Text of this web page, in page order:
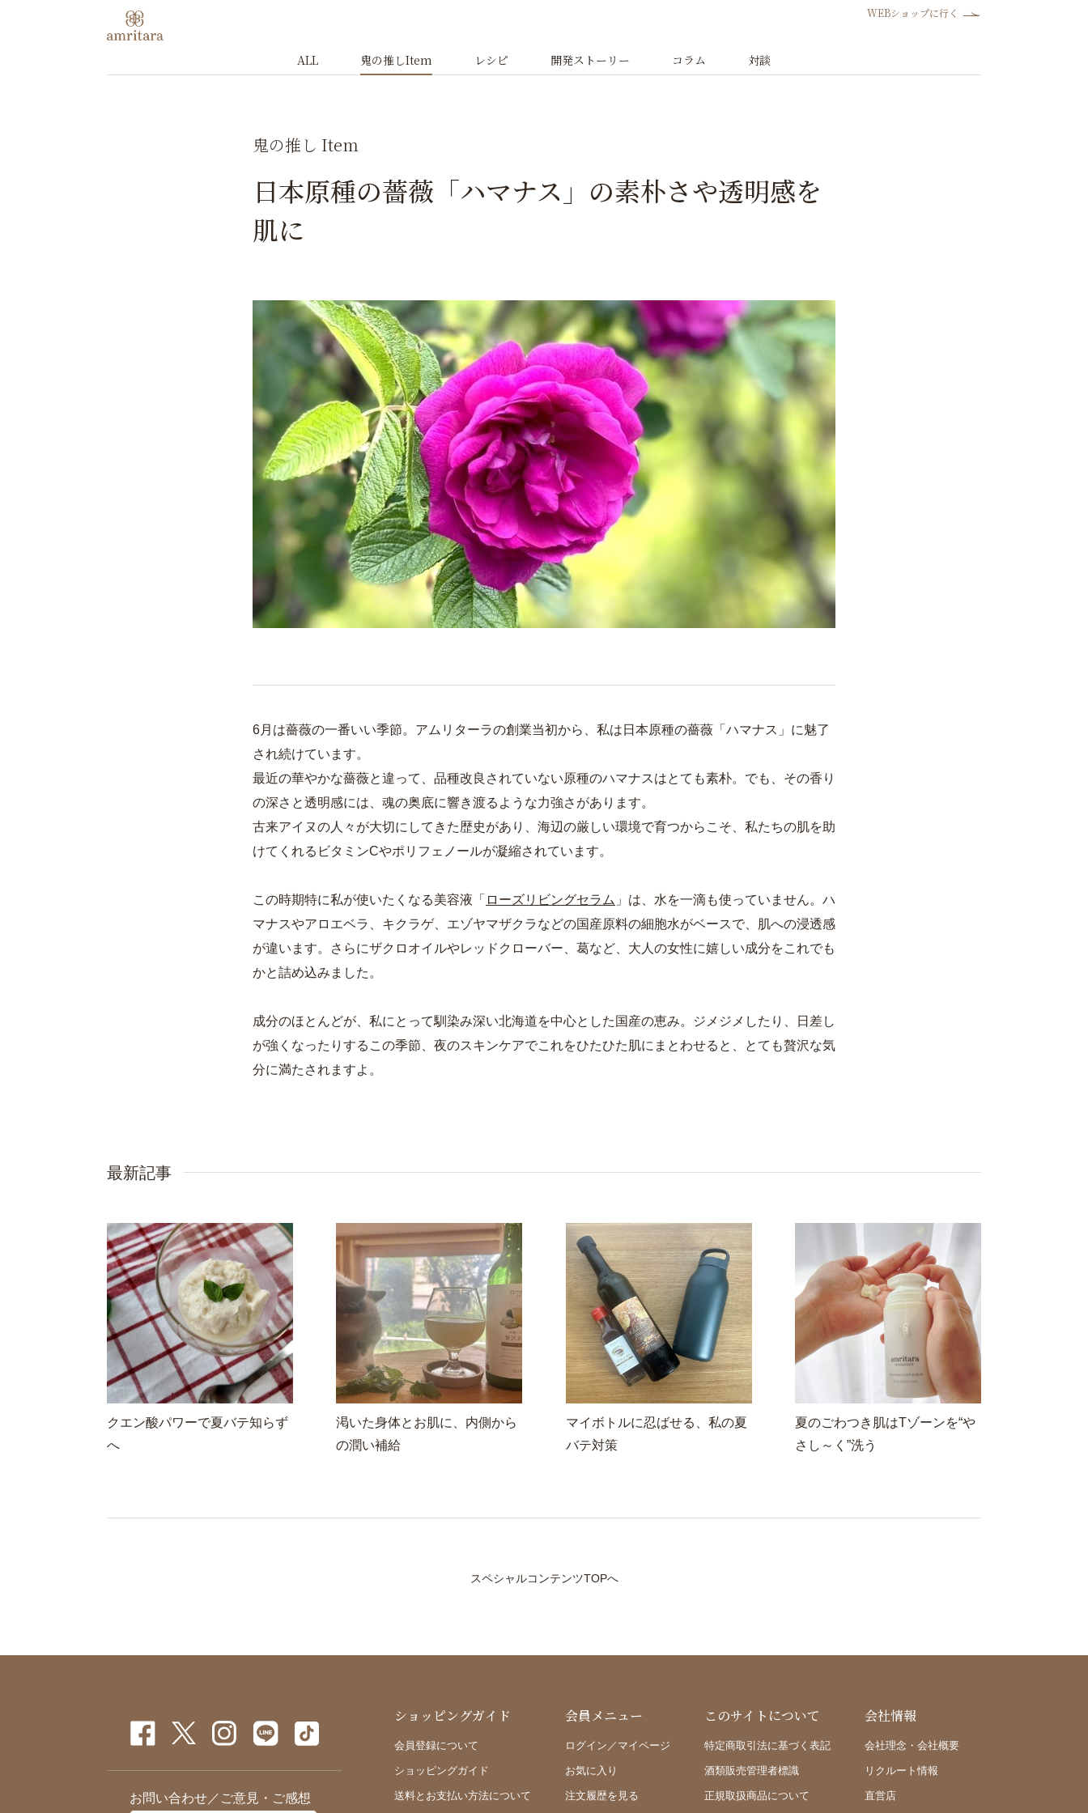
WEBショップに行く
ALL 鬼の推しItem レシピ 開発ストーリー コラム 対談
鬼の推し Item
日本原種の薔薇「ハマナス」の素朴さや透明感を
肌に
6月は薔薇の一番いい季節。アムリターラの創業当初から、私は 日本原種の薔薇「ハマナス」に魅了
され続けています。
最近の華やかな薔薇と違って、品種改良されていない原種のハマナスはとても素朴。でも、その香り
の深さと透明感には、魂の奥底に響き渡るような力強さがあります。
古来アイヌの人々が大切にしてきた歴史があり、海辺の厳しい環境で育つからこそ、私たちの肌を助
けてくれるビタミンCやポリフェノールが凝縮されています。
この時期特に私が使いたくなる美容液「 ローズリビングセラム 」は、水を一滴も使っていません。ハ
マナスやアロエベラ、キクラゲ、エゾヤマザクラなどの国産原料の細胞水がベースで、肌への浸透感
が違います。さらにザクロオイルやレッドクローバー、葛など、大人の女性に嬉しい成分をこれでも
かと詰め込みました。
成分のほとんどが、私にとって馴染み深い北海道を中心とした国産の恵み。ジメジメしたり、日差し
が強くなったりするこの季節、夜のスキンケアでこれをひたひた肌にまとわせると、とても贅沢な気
分に満たされますよ。
最新記事
クエン酸パワーで夏バテ知らず
へ
渇いた身体とお肌に、内側から
の潤い補給
マイボトルに忍ばせる、私の夏
バテ対策
夏のごわつき肌はTゾーンを“や
さし～く”洗う
スペシャルコンテンツTOPへ
お問い合わせ／ご意見・ご感想
ショッピングガイド
会員登録について
ショッピングガイド
送料とお支払い方法について
会員メニュー
ログイン／マイページ
お気に入り
注文履歴を見る
このサイトについて
特定商取引法に基づく表記
酒類販売管理者標識
正規取扱商品について
会社情報
会社理念・会社概要
リクルート情報
直営店